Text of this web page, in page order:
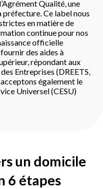
Qualité, une
Ce label nous
en matière de
continue pour nos
officielle
des aides à
répondant aux
Entreprises (DREETS,
également le
Universel (CESU)
un domicile
6 étapes